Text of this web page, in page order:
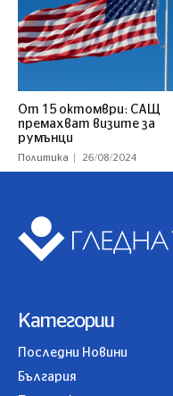
От 15 октомври: САЩ
премахват визите за
румънци
Политика 26/08/2024
Категории
Последни Новини
България